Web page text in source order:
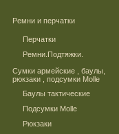
Ремни и перчатки
Перчатки
Ремни.Подтяжки.
Сумки армейские , баулы,
рюкзаки , подсумки Molle
Баулы тактические
Подсумки Molle
Рюкзаки